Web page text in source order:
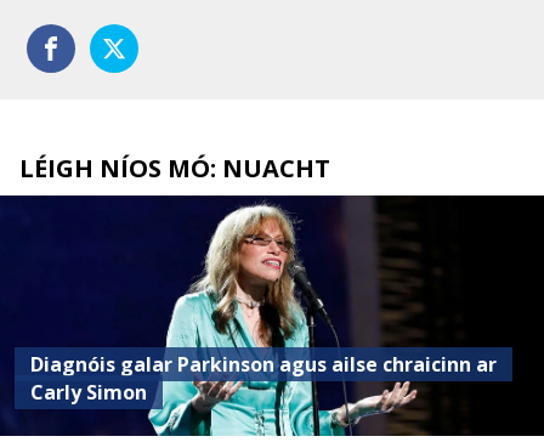
LÉIGH NÍOS MÓ: NUACHT
Diagnóis galar Parkinson agus ailse chraicinn ar
Carly Simon